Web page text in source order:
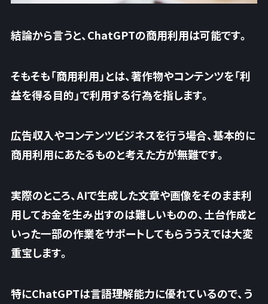
結論から言うと、ChatGPTの商用利用は可能です。
そもそも「商用利用」とは、著作物やコンテンツを「利
益を得る目的」で利用する行為を指します。
広告収入やコンテンツビジネスを行う場合、基本的に
商用利用にあたるものと考えた方が無難です。
実際のところ、AIで生成した文章や画像をそのまま利
用してお金を生み出すのは難しいものの、土台作成と
いった一部の作業をサポートしてもらううえでは大変
重宝します。
特にChatGPTは言語理解能力に優れているので、う